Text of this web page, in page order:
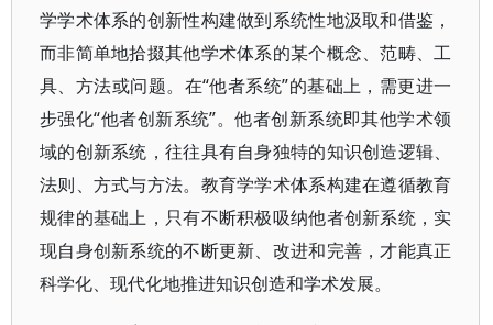
学学术体系的创新性构建做到系统性地汲取和借鉴，
而非简单地拾掇其他学术体系的某个概念、范畴、工
具、方法或问题。在“他者系统”的基础上，需更进一
步强化“他者创新系统”。他者创新系统即其他学术领
域的创新系统，往往具有自身独特的知识创造逻辑、
法则、方式与方法。教育学学术体系构建在遵循教育
规律的基础上，只有不断积极吸纳他者创新系统，实
现自身创新系统的不断更新、改进和完善，才能真正
科学化、现代化地推进知识创造和学术发展。